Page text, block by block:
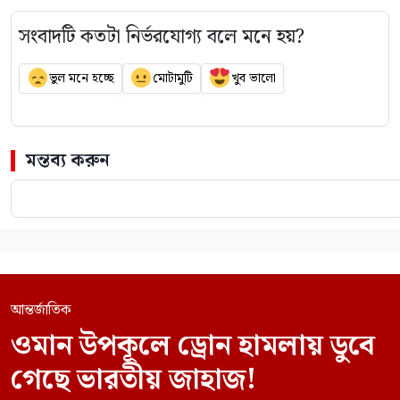
সংবাদটি কতটা নির্ভরযোগ্য বলে মনে হয়?
ভুল মনে হচ্ছে মোটামুটি খুব ভালো
মন্তব্য করুন
আন্তর্জাতিক
ওমান উপকূলে ড্রোন হামলায় ডুবে
গেছে ভারতীয় জাহাজ!